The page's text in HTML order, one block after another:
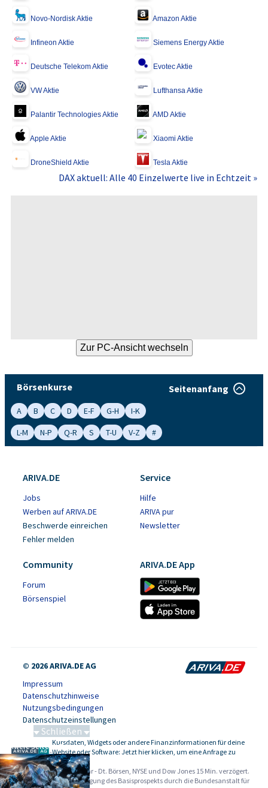
Novo-Nordisk Aktie Amazon Aktie
Infineon Aktie Siemens Energy Aktie
Deutsche Telekom Aktie Evotec Aktie
VW Aktie Lufthansa Aktie
Palantir Technologies Aktie AMD Aktie
Apple Aktie Xiaomi Aktie
DroneShield Aktie Tesla Aktie
DAX aktuell: Alle 40 Einzelwerte live in Echtzeit »
Börsenkurse Seitenanfang
A B C D E-F G-H
I-K
L-M
N-P Q-R S T-U V-Z #
ARIVA.DE
Jobs
Werben auf ARIVA.DE
Beschwerde einreichen
Fehler melden
Service
Hilfe
ARIVA pur
Newsletter
Community
Forum
Börsenspiel
ARIVA.DE App
© 2026 ARIVA.DE AG
Impressum
Datenschutzhinweise
Nutzungsbedingungen
Datenschutzeinstellungen
-
Kursdaten, Widgets oder andere Finanzinformationen für deine
Website oder Software: Jetzt hier klicken, um eine Anfrage zu
stellen.
Alle Angaben ohne Gewähr - Dt. Börsen, NYSE und Dow Jones 15 Min. verzögert.
Werbehinweise:Die Billigung des Basisprospekts durch die Bundesanstalt für
Schließen
Schwere Seltene Erden